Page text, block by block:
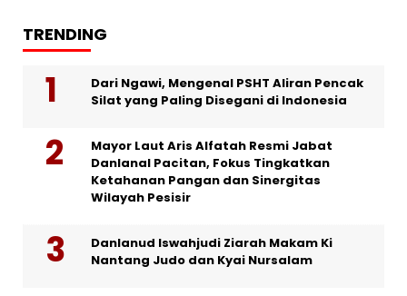
TRENDING
Dari Ngawi, Mengenal PSHT Aliran Pencak
Silat yang Paling Disegani di Indonesia
Mayor Laut Aris Alfatah Resmi Jabat
Danlanal Pacitan, Fokus Tingkatkan
Ketahanan Pangan dan Sinergitas
Wilayah Pesisir
Danlanud Iswahjudi Ziarah Makam Ki
Nantang Judo dan Kyai Nursalam